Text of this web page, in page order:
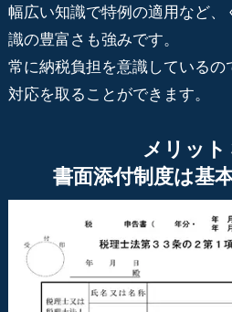
幅広い知識で特例の適用など、
識の豊富さも強みです。
常に納税負担を意識しているの
対応を取ることができます。
メリット
書面添付制度は基